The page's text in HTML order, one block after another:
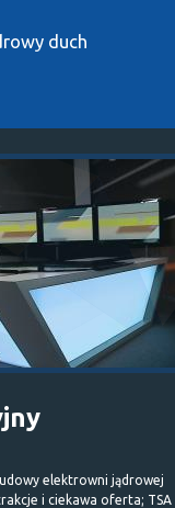
duch
elektrowni jądrowej
i ciekawa oferta; TSA